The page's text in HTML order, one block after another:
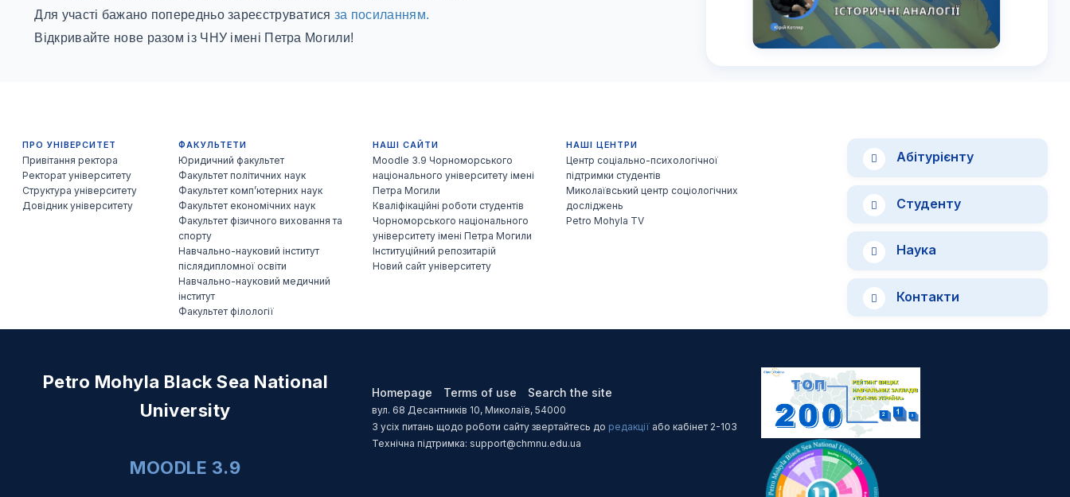
Для участі бажано попередньо зареєструватися за посиланням.
Відкривайте нове разом із ЧНУ імені Петра Могили!
ПРО УНІВЕРСИТЕТ
Привітання ректора
Ректорат університету
Структура університету
Довідник університету
ФАКУЛЬТЕТИ
Юридичний факультет
Факультет політичних наук
Факультет комп’ютерних наук
Факультет економічних наук
Факультет фізичного виховання та
спорту
Навчально-науковий інститут
післядипломної освіти
Навчально-науковий медичний
інститут
Факультет філології
НАШІ САЙТИ
Moodle 3.9 Чорноморського
національного університету імені
Петра Могили
Кваліфікаційні роботи студентів
Чорноморського національного
університету імені Петра Могили
Інституційний репозитарій
Новий сайт університету
НАШІ ЦЕНТРИ
Центр соціально-психологічної
підтримки студентів
Миколаївський центр соціологічних
досліджень
Petro Mohyla TV
Абітурієнту
Студенту
Наука
Контакти
Petro Mohyla Black Sea National
University
MOODLE 3.9
Homepage Terms of use Search the site
вул. 68 Десантників 10, Миколаїв, 54000
З усіх питань щодо роботи сайту звертайтесь до редакції або кабінет 2-103
Технічна підтримка: support@chmnu.edu.ua